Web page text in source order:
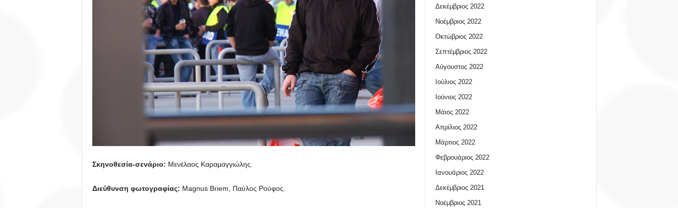
Σκηνοθεσία-σενάριο: Μενέλαος Καραμαγγιώλης.
Διεύθυνση φωτογραφίας: Magnus Briem, Παύλος Ρούφος.
Δεκέμβριος 2022
Νοέμβριος 2022
Οκτώβριος 2022
Σεπτέμβριος 2022
Αύγουστος 2022
Ιούλιος 2022
Ιούνιος 2022
Μάιος 2022
Απρίλιος 2022
Μάρτιος 2022
Φεβρουάριος 2022
Ιανουάριος 2022
Δεκέμβριος 2021
Νοέμβριος 2021